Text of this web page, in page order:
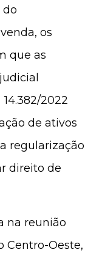
do
os
que as
2022
de ativos
regularização
direito de
na reunião
Centro-Oeste,